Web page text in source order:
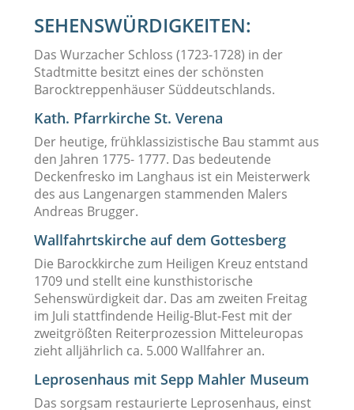
SEHENSWÜRDIGKEITEN:
Das Wurzacher Schloss (1723-1728) in der
Stadtmitte besitzt eines der schönsten
Barocktreppenhäuser Süddeutschlands.
Kath. Pfarrkirche St. Verena
Der heutige, frühklassizistische Bau stammt aus
den Jahren 1775- 1777. Das bedeutende
Deckenfresko im Langhaus ist ein Meisterwerk
des aus Langenargen stammenden Malers
Andreas Brugger.
Wallfahrtskirche auf dem Gottesberg
Die Barockkirche zum Heiligen Kreuz entstand
1709 und stellt eine kunsthistorische
Sehenswürdigkeit dar. Das am zweiten Freitag
im Juli stattfindende Heilig-Blut-Fest mit der
zweitgrößten Reiterprozession Mitteleuropas
zieht alljährlich ca. 5.000 Wallfahrer an.
Leprosenhaus mit Sepp Mahler Museum
Das sorgsam restaurierte Leprosenhaus, einst